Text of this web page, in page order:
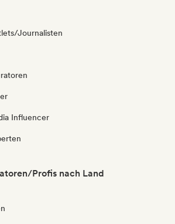
Journalisten
Influencer
Profis nach Land